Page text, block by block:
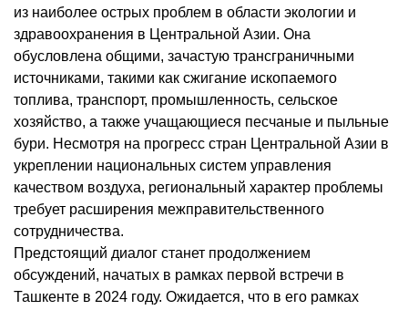
из наиболее острых проблем в области экологии и
здравоохранения в Центральной Азии. Она
обусловлена общими, зачастую трансграничными
источниками, такими как сжигание ископаемого
топлива, транспорт, промышленность, сельское
хозяйство, а также учащающиеся песчаные и пыльные
бури. Несмотря на прогресс стран Центральной Азии в
укреплении национальных систем управления
качеством воздуха, региональный характер проблемы
требует расширения межправительственного
сотрудничества.
Предстоящий диалог станет продолжением
обсуждений, начатых в рамках первой встречи в
Ташкенте в 2024 году. Ожидается, что в его рамках